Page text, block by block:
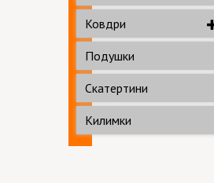
Ковдри
Подушки
Скатертини
Килимки